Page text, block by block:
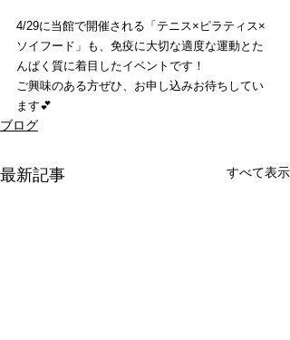
4/29に当館で開催される「テニス×ピラティス×
ソイフード」も、免疫に大切な適度な運動とた
んぱく質に着目したイベントです！
ご興味のある方ぜひ、お申し込みお待ちしてい
ます💕
ブログ
最新記事 すべて表示